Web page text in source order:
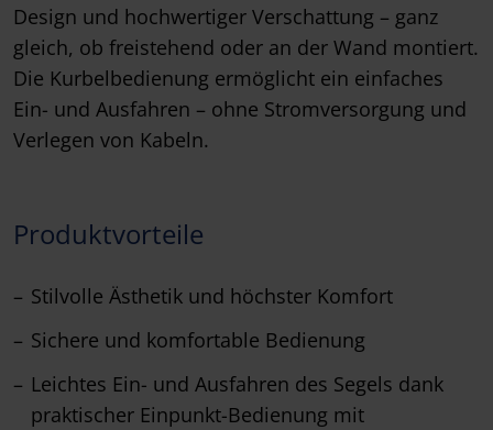
Design und hochwertiger Verschattung – ganz
gleich, ob freistehend oder an der Wand montiert.
Die Kurbelbedienung ermöglicht ein einfaches
Ein- und Ausfahren – ohne Stromversorgung und
Verlegen von Kabeln.
Produktvorteile
Stilvolle Ästhetik und höchster Komfort
Sichere und komfortable Bedienung
Leichtes Ein- und Ausfahren des Segels dank
praktischer Einpunkt-Bedienung mit